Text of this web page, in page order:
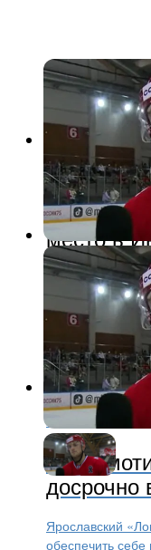
капитан был
«Спартаком»
Хоккей2 года
место в
Ярославский
рейтинге
—
Хоккей 2 года
Ярославский
обеспечить